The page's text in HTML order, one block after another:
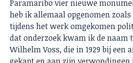
Paramaribo vier nieuwe
heb ik allemaal opgenomen
tijdens het werk omgekomen
dat onderzoek kwam ik de naam
Wilhelm Voss, die in 1929 bij een